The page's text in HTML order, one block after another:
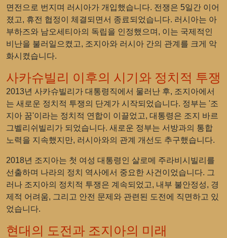
면전으로 번지며 러시아가 개입했습니다. 전쟁은 5일간 이어
졌고, 휴전 협정이 체결되면서 종료되었습니다. 러시아는 아
부하즈와 남오세티아의 독립을 인정했으며, 이는 국제적인
비난을 불러일으켰고, 조지아와 러시아 간의 관계를 크게 악
화시켰습니다.
사카슈빌리 이후의 시기와 정치적 투쟁
2013년 사카슈빌리가 대통령직에서 물러난 후, 조지아에서
는 새로운 정치적 투쟁의 단계가 시작되었습니다. 정부는 '조
지아 꿈'이라는 정치적 연합이 이끌었고, 대통령은 조지 바르
그벨리쉬빌리가 되었습니다. 새로운 정부는 서방과의 통합
노력을 지속했지만, 러시아와의 관계 개선도 추구했습니다.
2018년 조지아는 첫 여성 대통령인 살로메 주라비시빌리를
선출하며 나라의 정치 역사에서 중요한 사건이었습니다. 그
러나 조지아의 정치적 투쟁은 계속되었고, 내부 불안정성, 경
제적 어려움, 그리고 안전 문제와 관련된 도전에 직면하고 있
었습니다.
현대의 도전과 조지아의 미래